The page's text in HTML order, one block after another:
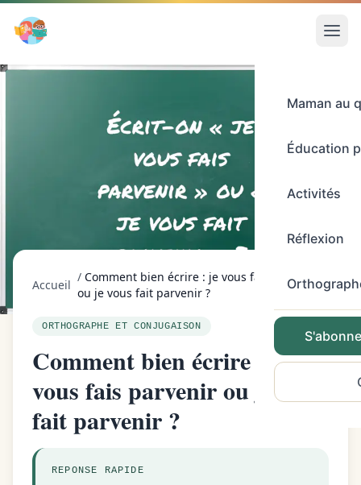
Maman au
Éducation
Activités
Réflexion
Accueil
/ Comment bien écrire : je vous fais parvenir
ou je vous fait parvenir ?
ORTHOGRAPHE ET CONJUGAISON
Comment bien écrire : je
vous fais parvenir ou je vous
fait parvenir ?
REPONSE RAPIDE